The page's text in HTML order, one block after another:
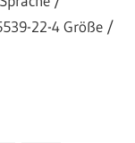
22-4 Größe /